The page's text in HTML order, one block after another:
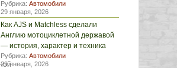
Рубрика: Автомобили
29 января, 2026
Как AJS и Matchless сделали
Англию мотоциклетной державой
— история, характер и техника
Рубрика: Автомобили
29 января, 2026